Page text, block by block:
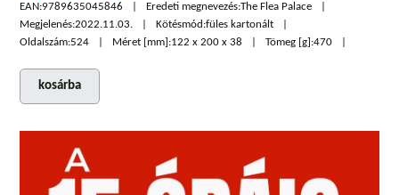
EAN:9789635045846 Eredeti megnevezés:The Flea Palace
Megjelenés:2022.11.03. Kötésmód:füles kartonált
Oldalszám:524 Méret [mm]:122 x 200 x 38 Tömeg [g]:470
kosárba